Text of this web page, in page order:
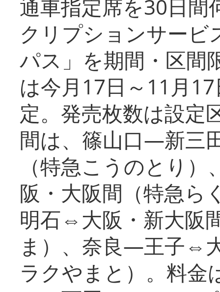
通車指定席を30日間
クリプションサービ
パス」を期間・区間
は今月17日～11月
定。発売枚数は設定
間は、篠山口―新三
（特急こうのとり
阪・大阪間（特急
明石⇔大阪・新大阪
ま）、奈良―王子⇔
ラクやまと）。料金